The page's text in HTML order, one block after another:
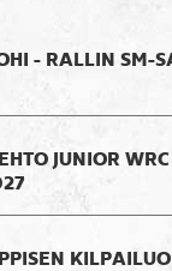
- RALLIN SM-
JUNIOR WRC